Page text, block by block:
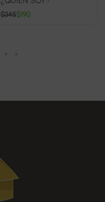
$345$190